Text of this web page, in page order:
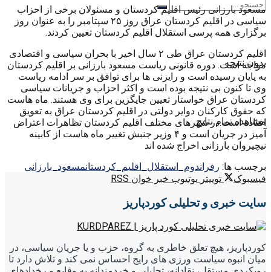
بدون نتیجه
مشاهده تمام نتایج
مسعود بارزانی رئیس اقلیم کردستان و مسئولان برخی از احزاب
سیاسی در اقلیم کردستان عراق روز ۲۵ سپتامبر را به عنوان روز
برگزاری همه پرسی استقلال اقلیم کردستان تعیین کردند.
اقلیم کردستان عراق طی ۲ سال اخیر با بحران سیاسی و اقتصادی
مواجه است. دوره قانونی ریاست مسعود بارزانی بر اقلیم کردستان
به پایان رسیده است و رایزنی ها برای توافق بر سر ادامه ریاست
وی تا کنون بی نتیجه بوده است و اکثر احزاب و جریانات سیاسی
کردستان عراق خواستار تعیین جایگزین برای وی هستند. ماه هاست
که حقوق کارکنان دوایر دولتی در اقلیم کردستان عراق به تعویق
افتاده است.در شهرهای مختلف اقلیم کردستان تظاهرات اعتراض
آمیز در جریان است و ۴ وزیر جنبش تغییر ماه هاست از کابینه
نیچیروان بارزانی اخراج شده اند
برچسب ها: رفراندوم_استقلال_اقلیم_کردستانمسعود_بارزانی
فیسبوک
توییتر یوتیوب خبر خوان RSS
سایت خبری و تحلیلی کوردپاریز
کوردپاریز، هیچ تعلق خاطری به گروه، حزب و یا جریان سیاسی، در
میان انبوه سیاست ورزی های رایج احساس نمی کند و تلاش دارد تا